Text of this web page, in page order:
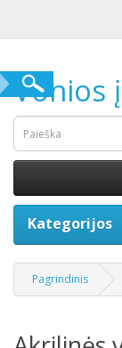
Vonios
Kategorijos
Pagrindinis